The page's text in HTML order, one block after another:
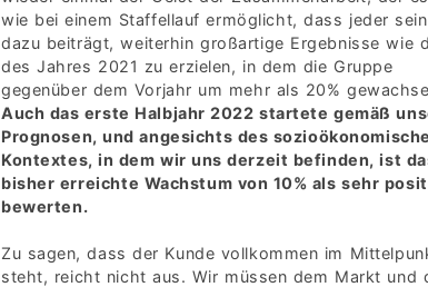
wie bei einem Staffellauf ermöglicht, dass jeder
dazu beiträgt, weiterhin großartige Ergebnisse wie
des Jahres 2021 zu erzielen, in dem die Gruppe
gegenüber dem Vorjahr um mehr als 20%
Auch das erste Halbjahr 2022 startete gemäß
Prognosen, und angesichts des
Kontextes, in dem wir uns derzeit befinden, ist
bisher erreichte Wachstum von 10% als sehr
bewerten.
Zu sagen, dass der Kunde vollkommen im
steht, reicht nicht aus. Wir müssen dem Markt und